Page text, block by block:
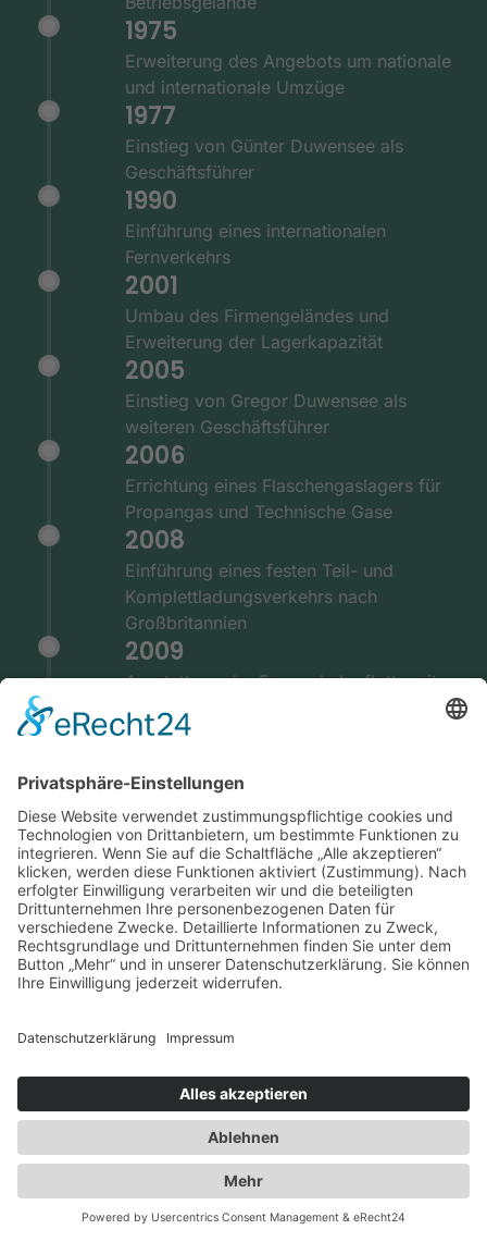
1975
Erweiterung des Angebots um nationale
und internationale Umzüge
1977
Einstieg von Günter Duwensee als
Geschäftsführer
1990
Einführung eines internationalen
Fernverkehrs
2001
Umbau des Firmengeländes und
Erweiterung der Lagerkapazität
2005
Einstieg von Gregor Duwensee als
weiteren Geschäftsführer
2006
Errichtung eines Flaschengaslagers für
Propangas und Technische Gase
2008
Einführung eines festen Teil- und
Komplettladungsverkehrs nach
Großbritannien
2009
Ausstattung der Fernverkehrsflotte mit
GPS und Telematiksystemen
2010
Flaschengaslagers für Propangas und
Technische Gase
2014
Umzug innerhalb Heusenstamms in
unsere neuen Räumlichkeiten an der
Martinseestraße 1
2015
50 Jahre Erfolgsgeschichte. Die Spedition
2016
Ausbau des Speditionshofes um 4000 qm
2017
Erweiterung der Lagerfläche auf knapp
18000 qm
Implementierung eines